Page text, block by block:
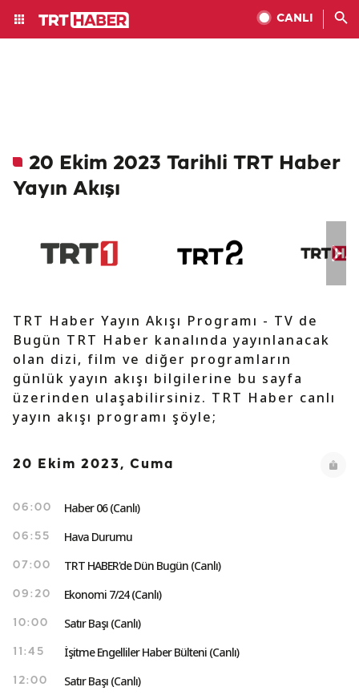
CANLI
20 Ekim 2023 Tarihli TRT Haber
Yayın Akışı
TRT Haber Yayın Akışı Programı - TV de
Bugün TRT Haber kanalında yayınlanacak
olan dizi, film ve diğer programların
günlük yayın akışı bilgilerine bu sayfa
üzerinden ulaşabilirsiniz. TRT Haber canlı
yayın akışı programı şöyle;
20 Ekim 2023, Cuma
06:00 Haber 06 (Canlı)
06:55 Hava Durumu
07:00 TRT HABER'de Dün Bugün (Canlı)
09:20 Ekonomi 7/24 (Canlı)
10:00 Satır Başı (Canlı)
11:45 İşitme Engelliler Haber Bülteni (Canlı)
12:00 Satır Başı (Canlı)